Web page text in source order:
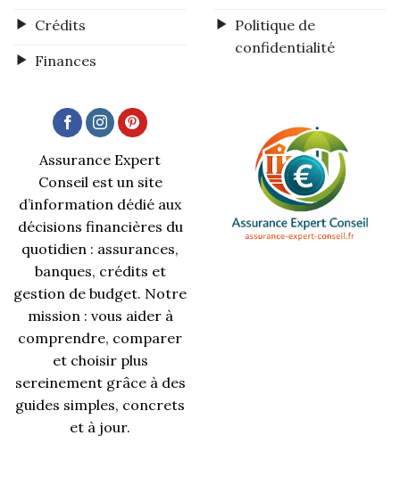
Crédits
Finances
Politique de
confidentialité
Assurance Expert
Conseil est un site
d’information dédié aux
décisions financières du
quotidien : assurances,
banques, crédits et
gestion de budget. Notre
mission : vous aider à
comprendre, comparer
et choisir plus
sereinement grâce à des
guides simples, concrets
et à jour.